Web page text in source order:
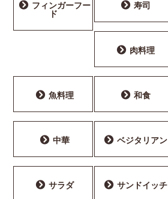
フィンガーフー
ド
寿司
肉料理
魚料理 和食
中華 ベジタリアン
サラダ サンドイッチ